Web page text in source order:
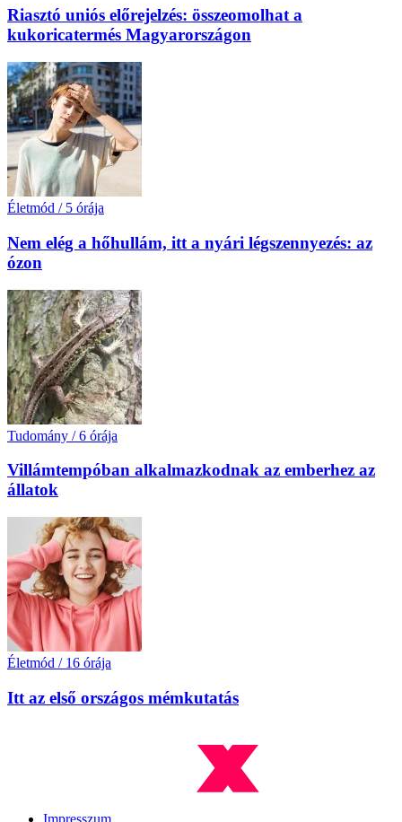
Riasztó uniós előrejelzés: összeomolhat a
kukoricatermés Magyarországon
Életmód / 5 órája
Nem elég a hőhullám, itt a nyári légszennyezés: az
ózon
Tudomány / 6 órája
Villámtempóban alkalmazkodnak az emberhez az
állatok
Életmód / 16 órája
Itt az első országos mémkutatás
Impresszum